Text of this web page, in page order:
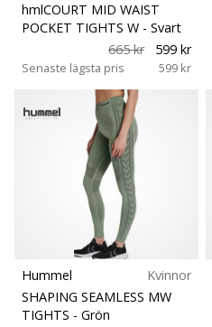
hmlCOURT MID WAIST
POCKET TIGHTS W - Svart
665 kr
599 kr
Senaste lägsta pris 599 kr
Hummel
Kvinnor
SHAPING SEAMLESS MW
TIGHTS - Grön